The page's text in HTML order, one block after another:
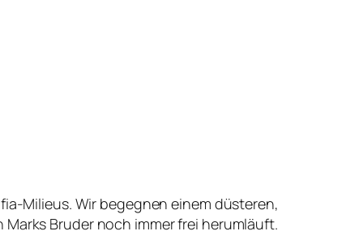
Milieus. Wir begegnen einem düsteren,
Bruder noch immer frei herumläuft.